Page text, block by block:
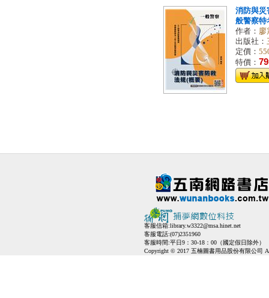
消防與災
般警察特
作者： 廖
出版社：
定價：
特價： 79
客服信箱:library.w3322@msa.hinet.net
客服電話:(07)2351960
客服時間:平日9：30-18：00（國定假日除外）
Copyright © 2017 五楠圖書用品股份有限公司